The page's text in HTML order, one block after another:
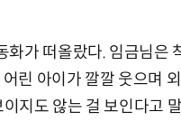
가 떠올랐다. 임금님은
린 아이가 깔깔 웃으며
지도 않는 걸 보인다고